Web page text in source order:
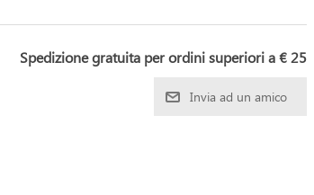
Spedizione gratuita per ordini superiori a € 25
Invia ad un amico